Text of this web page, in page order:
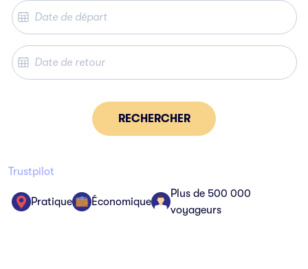
RECHERCHER
Trustpilot
Pratique Économique
Plus de 500 000
voyageurs